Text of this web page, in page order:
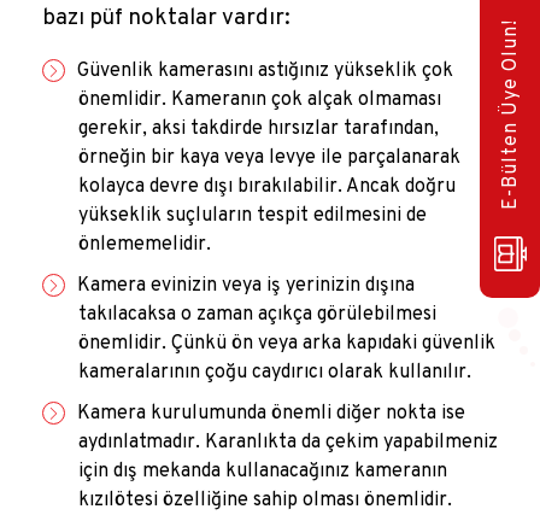
bazı püf noktalar vardır:
Güvenlik kamerasını astığınız yükseklik çok
önemlidir. Kameranın çok alçak olmaması
gerekir, aksi takdirde hırsızlar tarafından,
örneğin bir kaya veya levye ile parçalanarak
kolayca devre dışı bırakılabilir. Ancak doğru
yükseklik suçluların tespit edilmesini de
önlememelidir.
Kamera evinizin veya iş yerinizin dışına
takılacaksa o zaman açıkça görülebilmesi
önemlidir. Çünkü ön veya arka kapıdaki güvenlik
kameralarının çoğu caydırıcı olarak kullanılır.
Kamera kurulumunda önemli diğer nokta ise
aydınlatmadır. Karanlıkta da çekim yapabilmeniz
için dış mekanda kullanacağınız kameranın
kızılötesi özelliğine sahip olması önemlidir.
E-Bülten Üye Olun!